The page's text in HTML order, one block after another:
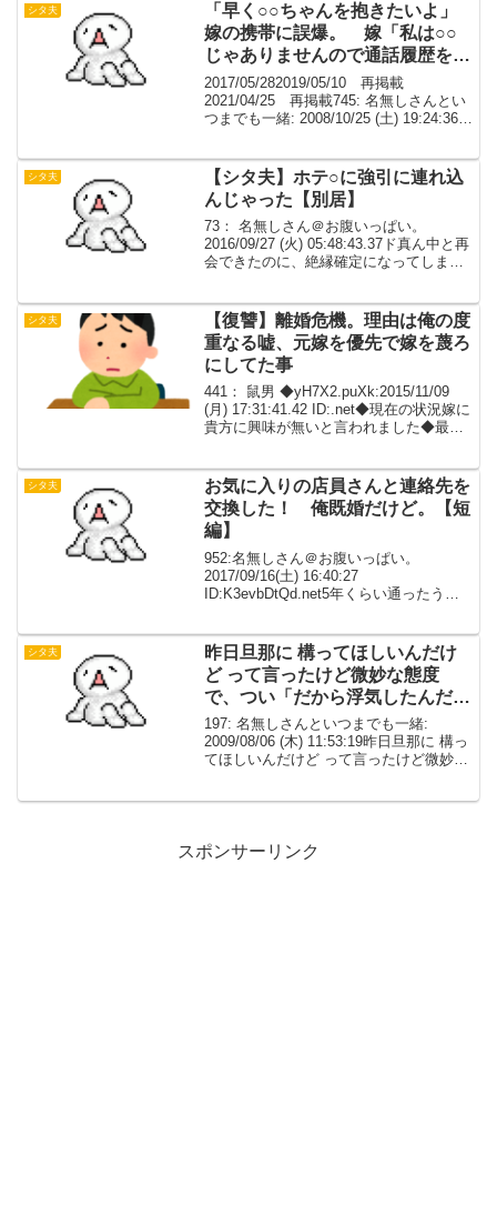
シタ夫
「早く○○ちゃんを抱きたいよ」
嫁の携帯に誤爆。 嫁「私は○○
じゃありませんので通話履歴を調
べさせていただきます」 帰りた
くない。
2017/05/282019/05/10 再掲載
2021/04/25 再掲載745: 名無しさんとい
つまでも一緒: 2008/10/25 (土) 19:24:36早
来...
シタ夫
【シタ夫】ホテ○に強引に連れ込
んじゃった【別居】
73： 名無しさん＠お腹いっぱい。
2016/09/27 (火) 05:48:43.37ド真ん中と再
会できたのに、絶縁確定になってしまっ
だが。あれが花だった。74...
シタ夫
【復讐】離婚危機。理由は俺の度
重なる嘘、元嫁を優先で嫁を蔑ろ
にしてた事
441： 鼠男 ◆yH7X2.puXk:2015/11/09
(月) 17:31:41.42 ID:.net◆現在の状況嫁に
貴方に興味が無いと言われました◆最終
年収（手...
シタ夫
お気に入りの店員さんと連絡先を
交換した！ 俺既婚だけど。【短
編】
952:名無しさん＠お腹いっぱい。
2017/09/16(土) 16:40:27
ID:K3evbDtQd.net5年くらい通ったうど
日数回メールしてるけど楽しすぎるほ...
シタ夫
昨日旦那に 構ってほしいんだけ
ど って言ったけど微妙な態度
で、つい「だから浮気したんだ
よ！」って言ってしまったｗ
197: 名無しさんといつまでも一緒:
2009/08/06 (木) 11:53:19昨日旦那に 構っ
てほしいんだけど って言ったけど微妙な
スポンサーリンク